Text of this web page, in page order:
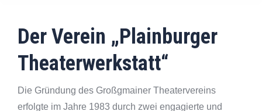
Der Verein „Plainburger
Theaterwerkstatt“
Die Gründung des Großgmainer Theatervereins
erfolgte im Jahre 1983 durch zwei engagierte und